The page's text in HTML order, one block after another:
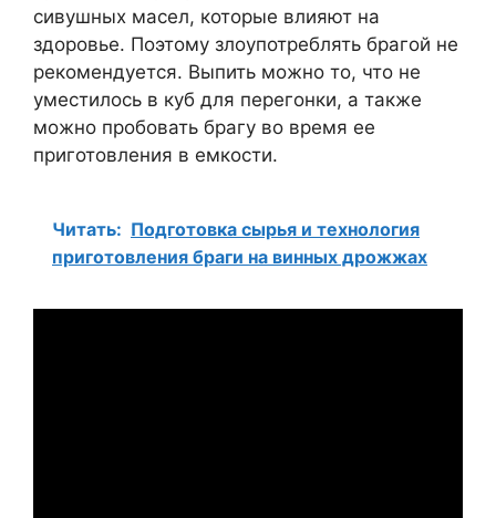
сивушных масел, которые влияют на
здоровье. Поэтому злоупотреблять брагой не
рекомендуется. Выпить можно то, что не
уместилось в куб для перегонки, а также
можно пробовать брагу во время ее
приготовления в емкости.
Читать: Подготовка сырья и технология
приготовления браги на винных дрожжах